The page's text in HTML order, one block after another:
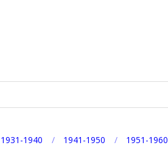
1931-1940 1941-1950 1951-1960